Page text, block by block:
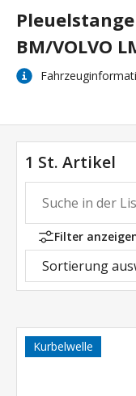
BM/VOLVO
1 St. Artikel
Filter
Sortierung
Kurbelwelle